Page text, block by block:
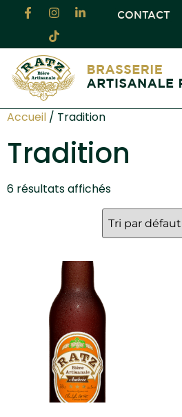
CONTACT
Accueil / Tradition
Tradition
6 résultats affichés